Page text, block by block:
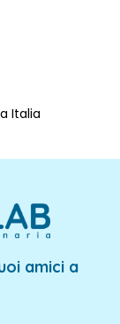
Italia
amici a